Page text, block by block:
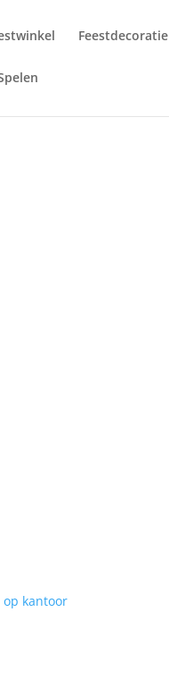
Feestdecoratie
op kantoor